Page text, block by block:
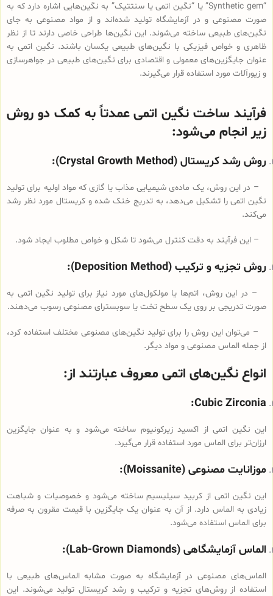
“Synthetic gem” یا “نگین اتمی یا سنتتیک” به نگین‌هایی اشاره دارد که به
صورت مصنوعی و در آزمایشگاه تولید شده‌اند و از مواد مصنوعی به جای
نگین‌های طبیعی ساخته می‌شوند. این نگین‌ها طراحی خاصی دارند تا از نظر
ظاهری و خواص فیزیکی با نگین‌های طبیعی یکسان باشند. نگین اتمی به
عنوان جایگزین‌های معمولی و اقتصادی برای نگین‌های طبیعی در جواهرسازی
و زیورآلات مورد استفاده قرار می‌گیرند.
فرآیند ساخت نگین اتمی عمدتاً به کمک دو روش
زیر انجام می‌شود:
روش رشد کریستال (Crystal Growth Method):
– در این روش، یک ماده‌ی شیمیایی مذاب یا گازی که مواد اولیه برای تولید
نگین اتمی را تشکیل می‌دهد، به تدریج خنک شده و کریستال مورد نظر رشد
می‌کند.
– این فرآیند به دقت کنترل می‌شود تا شکل و خواص مطلوب ایجاد شود.
روش تجزیه و ترکیب (Deposition Method):
– در این روش، اتم‌ها یا مولکول‌های مورد نیاز برای تولید نگین اتمی به
صورت تدریجی بر روی یک سطح تخت یا سوبسترای مصنوعی رسوب می‌دهند.
– می‌توان این روش را برای تولید نگین‌های مصنوعی مختلف استفاده کرد،
از جمله الماس مصنوعی و مواد دیگر.
انواع نگین‌های اتمی معروف عبارتند از:
Cubic Zirconia:
این نگین اتمی از اکسید زیرکونیوم ساخته می‌شود و به عنوان جایگزین
ارزان‌تر برای الماس مورد استفاده قرار می‌گیرد.
موزانایت مصنوعی (Moissanite):
این نگین اتمی از کربید سیلیسیم ساخته می‌شود و خصوصیات و شباهت
زیادی به الماس دارد. از آن به عنوان یک جایگزین با قیمت مقرون به صرفه
برای الماس استفاده می‌شود.
الماس آزمایشگاهی (Lab-Grown Diamonds):
الماس‌های مصنوعی در آزمایشگاه به صورت مشابه الماس‌های طبیعی با
استفاده از روش‌های تجزیه و ترکیب و رشد کریستال تولید می‌شوند. این